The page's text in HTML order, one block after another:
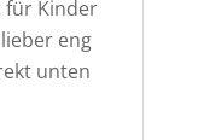
für Kinder
eng
unten